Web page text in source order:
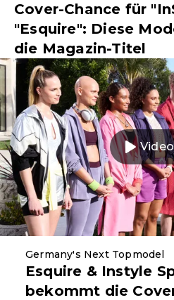
Cover-Chance für
"Esquire": Diese
die Magazin-Titel
Germany's Next Topmodel
Esquire & Instyle
bekommt die